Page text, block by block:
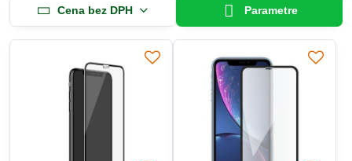
Cena bez DPH Parametre